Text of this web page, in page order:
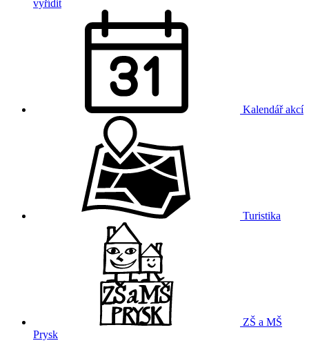
vyřídit
Kalendář akcí
Turistika
ZŠ a MŠ
Prysk